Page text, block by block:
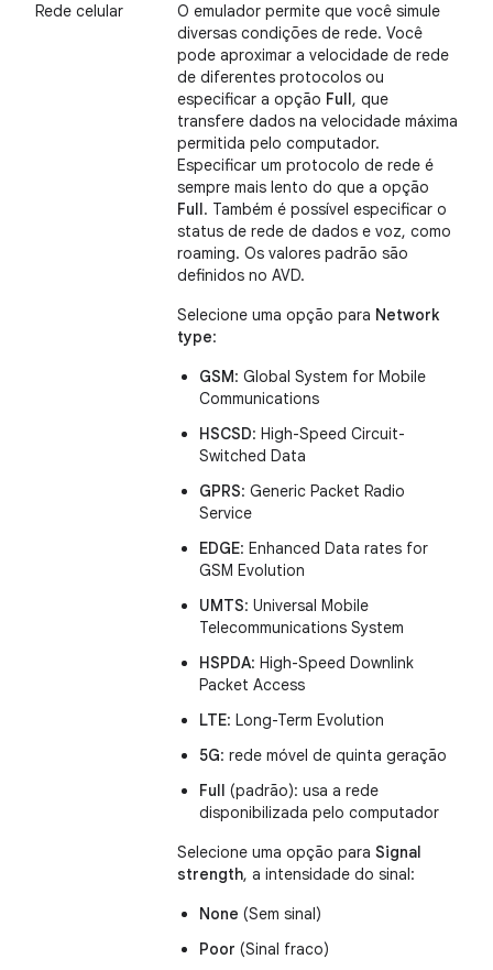
Rede celular
O emulador permite que você simule
diversas condições de rede. Você
pode aproximar a velocidade de rede
de diferentes protocolos ou
especificar a opção Full, que
transfere dados na velocidade máxima
permitida pelo computador.
Especificar um protocolo de rede é
sempre mais lento do que a opção
Full. Também é possível especificar o
status de rede de dados e voz, como
roaming. Os valores padrão são
definidos no AVD.
Selecione uma opção para Network
type:
GSM: Global System for Mobile
Communications
HSCSD: High-Speed Circuit-
Switched Data
GPRS: Generic Packet Radio
Service
EDGE: Enhanced Data rates for
GSM Evolution
UMTS: Universal Mobile
Telecommunications System
HSPDA: High-Speed Downlink
Packet Access
LTE: Long-Term Evolution
5G: rede móvel de quinta geração
Full (padrão): usa a rede
disponibilizada pelo computador
Selecione uma opção para Signal
strength, a intensidade do sinal:
None (Sem sinal)
Poor (Sinal fraco)